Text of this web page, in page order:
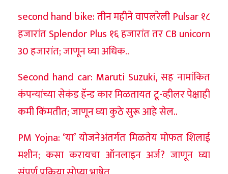
second hand bike: तीन महीने वापलरेली Pulsar १८
हजारांत Splendor Plus १६ हजारांत तर CB unicorn
30 हजारांत; जाणून घ्या अधिक..
Second hand car: Maruti Suzuki, सह नामांकित
कंपन्यांच्या सेकंड हॅन्ड कार मिळतायत टू-व्हीलर पेक्षाही
कमी किंमतीत; जाणून घ्या कुठे सुरू आहे सेल..
PM Yojna: ‘या’ योजनेअंतर्गत मिळतेय मोफत शिलाई
मशीन; कसा करायचा ऑनलाइन अर्ज? जाणून घ्या